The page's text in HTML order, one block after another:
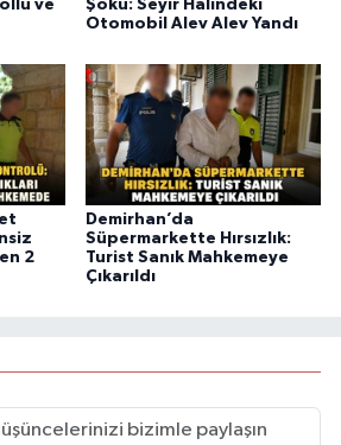
ve
Şoku: Seyir Halindeki
Otomobil Alev Alev Yandı
2
Demirhan’da
Süpermarkette Hırsızlık:
Turist Sanık Mahkemeye
Çıkarıldı